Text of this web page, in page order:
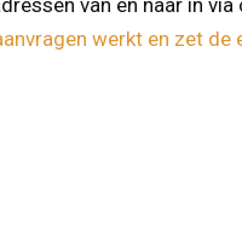
werkt en zet